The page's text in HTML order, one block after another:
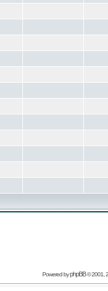
Powered byphpBB© 2001,